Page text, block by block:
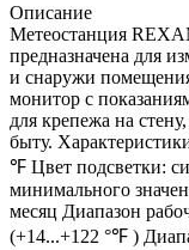
Описание
Метеостанция
предназначена для
и снаружи
монитор с
для крепежа на
быту.
℉ Цвет подсветки:
минимального
месяц Диапазон
(+14...+122 °℉ )